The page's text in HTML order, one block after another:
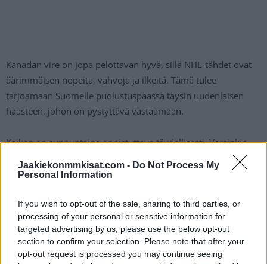
Jaakiekonmmkisat.com - Do Not Process My
Personal Information
If you wish to opt-out of the sale, sharing to third parties, or
processing of your personal or sensitive information for
targeted advertising by us, please use the below opt-out
section to confirm your selection. Please note that after your
opt-out request is processed you may continue seeing
Kanadan vire on jopa pelottavan hyvä, sillä NHL-tähdet ovat
äärimmäisen nopeita, vahvoja ja ilkeitä. Tämä tulee
tarjoamaan Suomelle puolustuspäässä täysin uudenlaisen
haasteen, johon on pystyttävä vastaamaan.
Kaiken on sunnuntaina onnistuttava täydellisesti. Varsinkin
maalivahtipeli ja erikoistilannepelaaminen nousevat suureen
rooliin. Karjuuko Leijonat voiton? Se selviää klo 20:20.
Suomen ja USA:n välinen ottelu käynnistyy sunnuntaina klo
20:20 ja sen katseluun on tarjolla monta erilaista tapaa.
Maksullinen C More tarjoaa kattavan mahdollisuuden pelin
katsomiseen, mutta tämän lisäksi tarjolla on erilaisia